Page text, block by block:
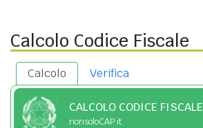
Calcolo Codice Fiscale
Calcolo Verifica
CALCOLO CODICE FISCALE
nonsoloCAP.it